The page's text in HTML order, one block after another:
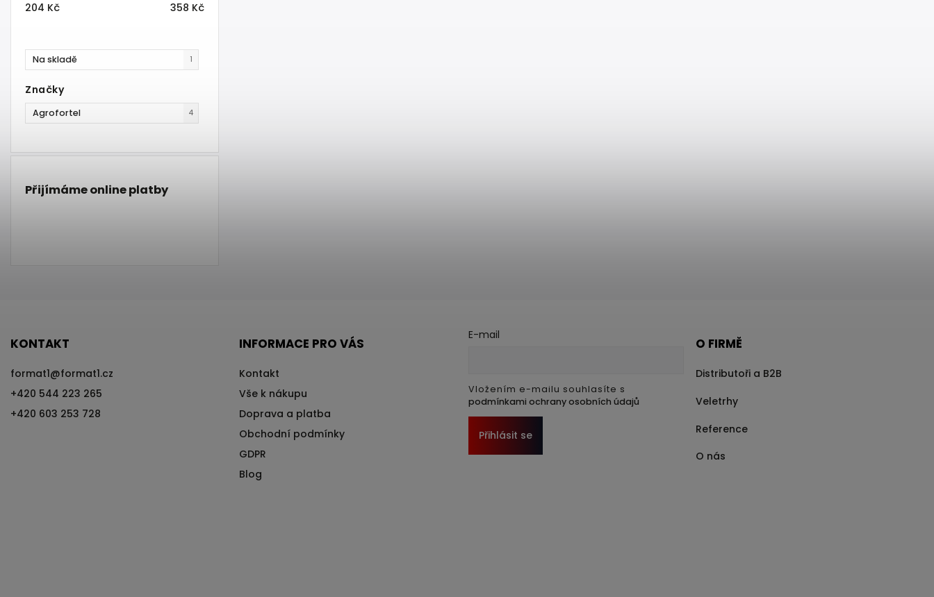
204 Kč 358 Kč
Na skladě 1
Značky
Agrofortel 4
Přijímáme online platby
KONTAKT
format1@format1.cz
+420 544 223 265
+420 603 253 728
INFORMACE PRO VÁS
Kontakt
Vše k nákupu
Doprava a platba
Obchodní podmínky
GDPR
Blog
E-mail
Vložením e-mailu souhlasíte s
podmínkami ochrany osobních údajů
Přihlásit se
O FIRMĚ
Distributoři a B2B
Veletrhy
Reference
O nás